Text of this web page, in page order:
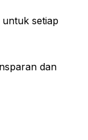
setiap
dan